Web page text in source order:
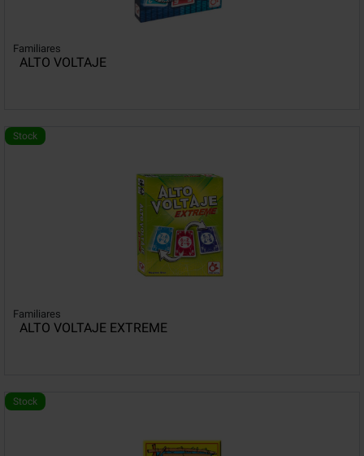
Familiares
ALTO VOLTAJE
Stock
Familiares
ALTO VOLTAJE EXTREME
Stock